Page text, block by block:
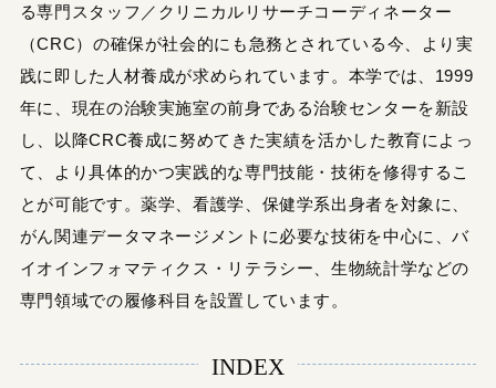
る専門スタッフ／クリニカルリサーチコーディネーター
（CRC）の確保が社会的にも急務とされている今、より実
践に即した人材養成が求められています。本学では、1999
年に、現在の治験実施室の前身である治験センターを新設
し、以降CRC養成に努めてきた実績を活かした教育によっ
て、より具体的かつ実践的な専門技能・技術を修得するこ
とが可能です。薬学、看護学、保健学系出身者を対象に、
がん関連データマネージメントに必要な技術を中心に、バ
イオインフォマティクス・リテラシー、生物統計学などの
専門領域での履修科目を設置しています。
INDEX